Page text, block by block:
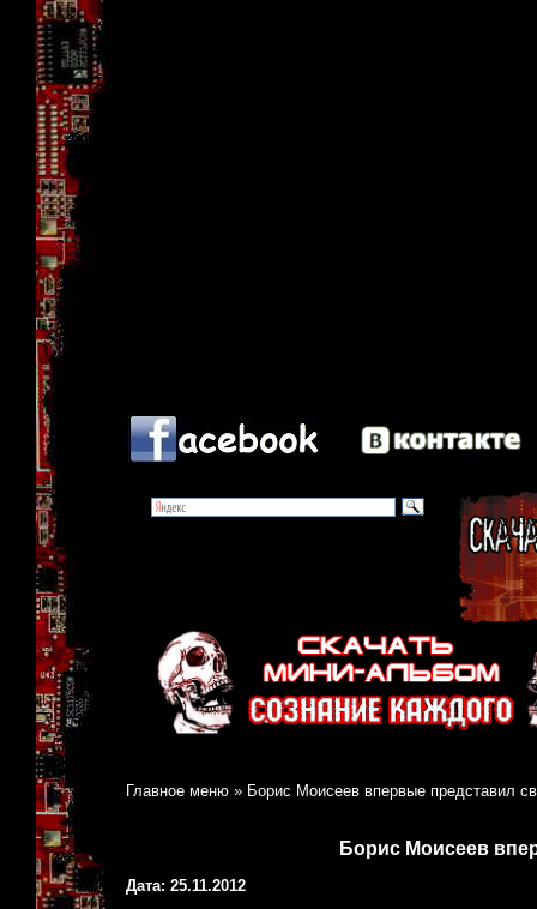
Главное меню » Борис Моисеев впервые представил
Борис Моисеев
Дата: 25.11.2012